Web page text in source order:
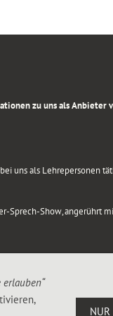
zu uns als Anbieter
uns als Lehrepersonen
Sprech-Show, angerührt
erlauben“
NUR